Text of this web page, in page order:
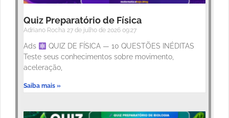
Quiz Preparatório de Física
Adriano Rocha 27 de julho de 2026 09:27
Ads
QUIZ DE FÍSICA — 10 QUESTÕES INÉDITAS
Teste seus conhecimentos sobre movimento,
aceleração,
Saiba mais »